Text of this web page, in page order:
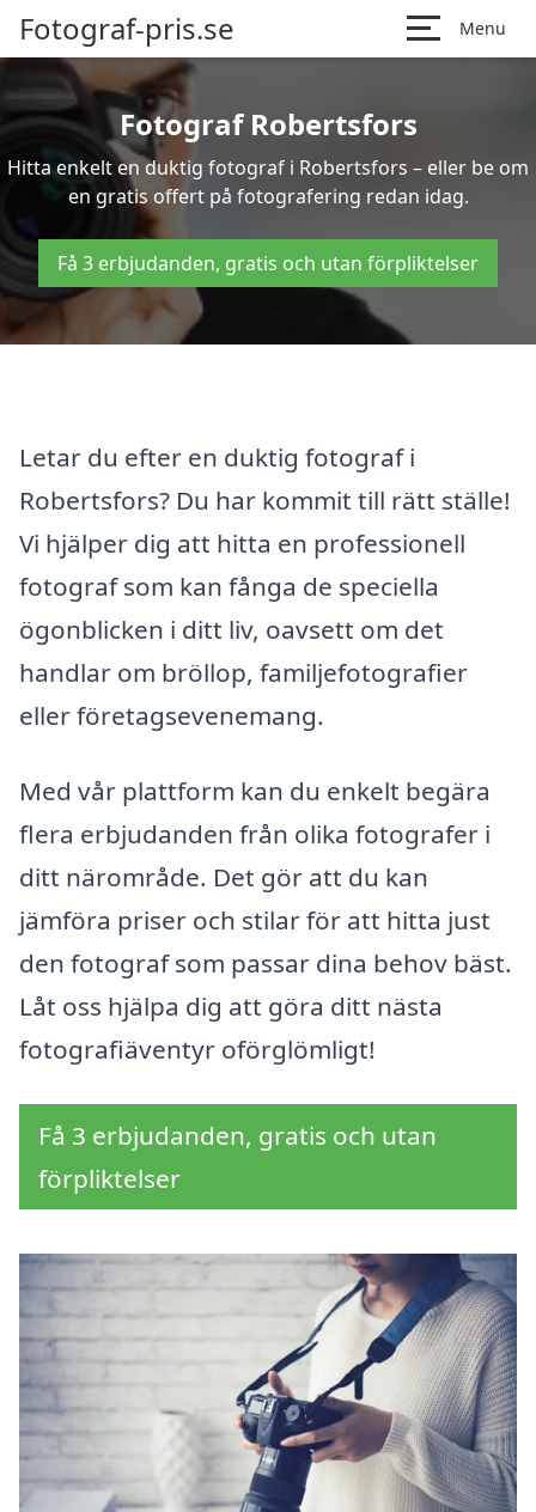
Fotograf-pris.se Menu
Fotograf Robertsfors
Hitta enkelt en duktig fotograf i Robertsfors – eller be om
en gratis offert på fotografering redan idag.
Få 3 erbjudanden, gratis och utan förpliktelser
Letar du efter en duktig fotograf i
Robertsfors? Du har kommit till rätt ställe!
Vi hjälper dig att hitta en professionell
fotograf som kan fånga de speciella
ögonblicken i ditt liv, oavsett om det
handlar om bröllop, familjefotografier
eller företagsevenemang.
Med vår plattform kan du enkelt begära
flera erbjudanden från olika fotografer i
ditt närområde. Det gör att du kan
jämföra priser och stilar för att hitta just
den fotograf som passar dina behov bäst.
Låt oss hjälpa dig att göra ditt nästa
fotografiäventyr oförglömligt!
Få 3 erbjudanden, gratis och utan
förpliktelser